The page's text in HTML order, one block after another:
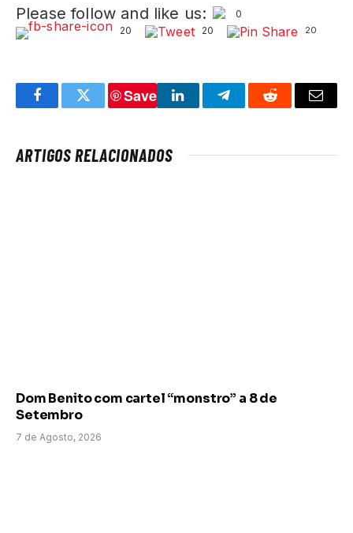
Please follow and like us:
0
20
20 20
FacebookTwitter
Save
LinkedInTelegramReddit Email
ARTIGOS RELACIONADOS
Dom Benito com cartel “monstro” a 8 de
Setembro
7 de Agosto, 2026